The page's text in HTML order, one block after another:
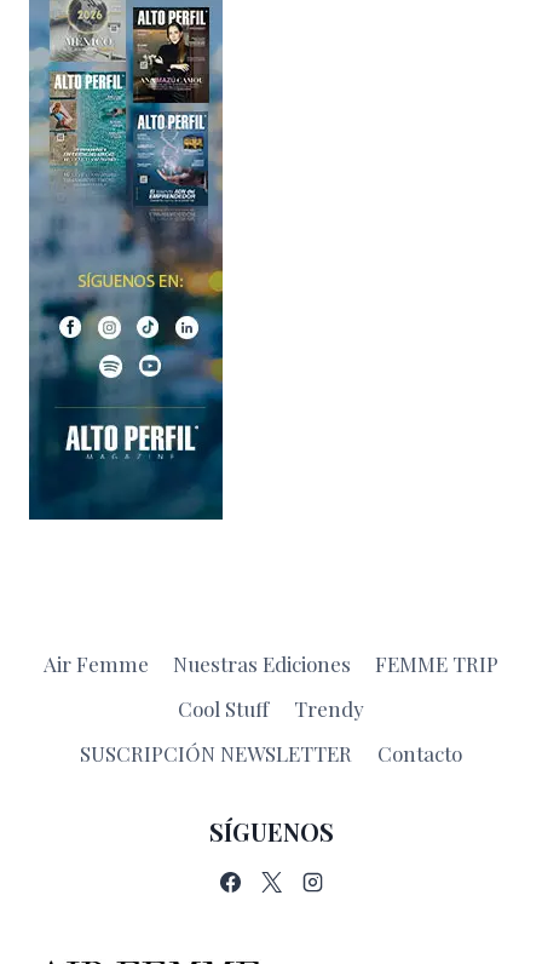
Air Femme Nuestras Ediciones
FEMME TRIP
Cool Stuff
Trendy
SUSCRIPCIÓN NEWSLETTER
Contacto
SÍGUENOS